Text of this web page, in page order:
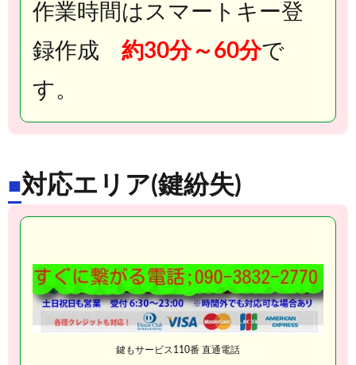
作業時間はスマートキー登
録作成 約30分～60分で
す。
■対応エリア(鍵紛失)
鍵もサービス110番 直通電話